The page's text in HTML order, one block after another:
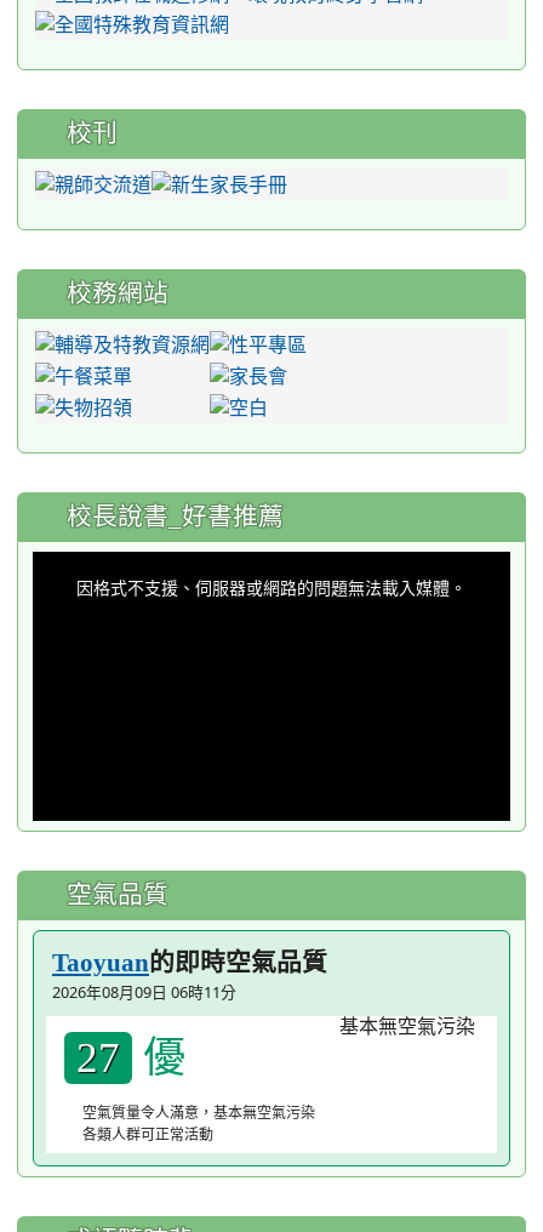
校刊
校務網站
:::
校長說書_好書推薦
因格式不支援、伺服器或網路的問題無法載入媒體。
空氣品質
Taoyuan的即時空氣品質
2026年08月09日 06時11分
27 優
空氣質量令人滿意，基本無空氣污染
各類人群可正常活動